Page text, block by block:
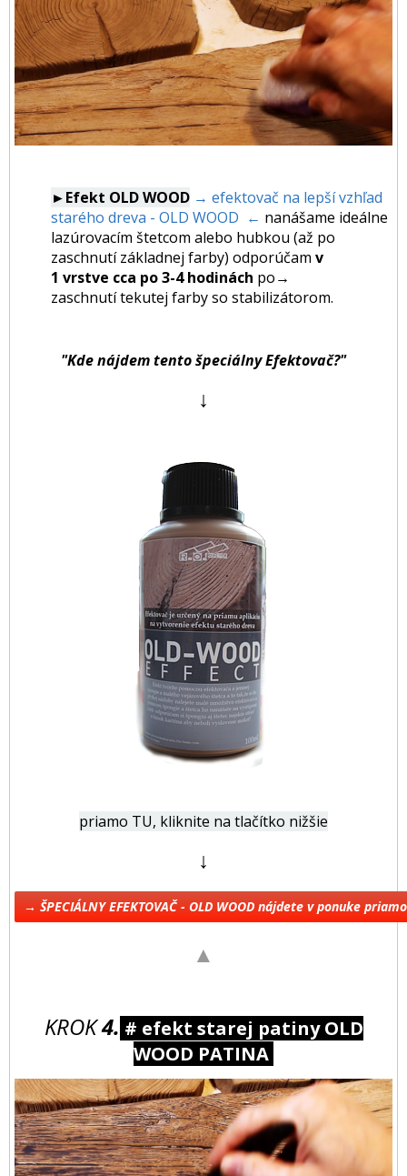
►Efekt OLD WOOD → efektovač na lepší vzhľad
starého dreva - OLD WOOD ← nanášame ideálne
lazúrovacím štetcom alebo hubkou (až po
zaschnutí základnej farby) odporúčam v
1 vrstve cca po 3-4 hodinách po→
zaschnutí tekutej farby so stabilizátorom.
"Kde nájdem tento špeciálny Efektovač?"
↓
priamo TU, kliknite na tlačítko nižšie
↓
→ ŠPECIÁLNY EFEKTOVAČ - OLD WOOD nájdete v ponuke
▲
KROK4. # efekt starej patiny OLD
WOOD PATINA